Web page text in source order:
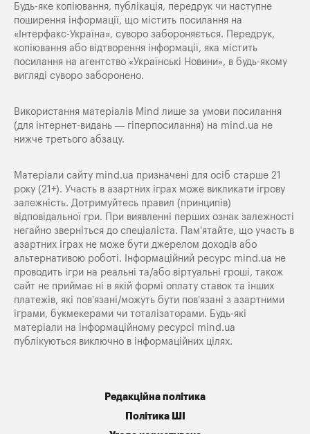
Будь-яке копiювання, публiкацiя, передрук чи наступне
поширення iнформацiї, що мiстить посилання на
«Iнтерфакс-Україна», суворо забороняється. Передрук,
копіювання або відтворення інформації, яка містить
посилання на агентство «Українські Новини», в будь-якому
вигляді суворо заборонено.
Використання матеріалів Mind лише за умови посилання
(для інтернет-видань — гіперпосилання) на mind.ua не
нижче третього абзацу.
Матеріали сайту mind.ua призначені для осіб старше 21
року (21+). Участь в азартних іграх може викликати ігрову
залежність. Дотримуйтесь правил (принципів)
відповідальної гри. При виявленні перших ознак залежності
негайно зверніться до спеціаліста. Пам'ятайте, що участь в
азартних іграх не може бути джерелом доходів або
альтернативою роботі. Інформаційний ресурс mind.ua не
проводить ігри на реальні та/або віртуальні гроші, також
сайт не приймає ні в якій формі оплату ставок та інших
платежів, які пов’язані/можуть бути пов’язані з азартними
іграми, букмекерами чи тоталізаторами. Будь-які
матеріали на інформаційному ресурсі mind.ua
публікуються виключно в інформаційних цілях.
Редакційна політика
Політика ШІ